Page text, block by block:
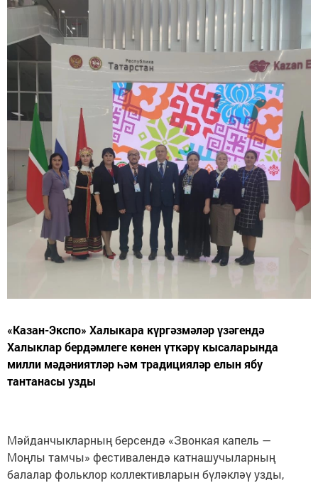
«Казан-Экспо» Халыкара күргәзмәләр үзәгендә
Халыклар бердәмлеге көнен үткәрү кысаларында
милли мәдәниятләр һәм традицияләр елын ябу
тантанасы узды
Мәйданчыкларның берсендә «Звонкая капель —
Моңлы тамчы» фестивалендә катнашучыларның
балалар фольклор коллективларын бүләкләү узды,